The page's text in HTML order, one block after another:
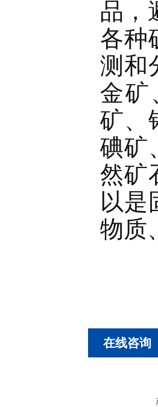
品，
各种
测和
金矿
矿、
碘矿
然矿
以是
物质
在线咨询